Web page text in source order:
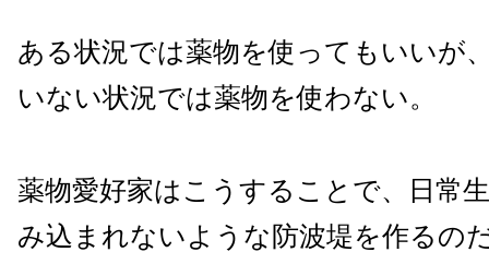
ある状況では薬物を使ってもいいが
いない状況では薬物を使わない。
薬物愛好家はこうすることで、日常
み込まれないような防波堤を作るの